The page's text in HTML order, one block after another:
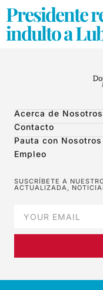
Presidente
indulto a
Acerca de Nosotros
Contacto
Pauta con Nosotros
Empleo
SUSCRÍBETE A
ACTUALIZADA,